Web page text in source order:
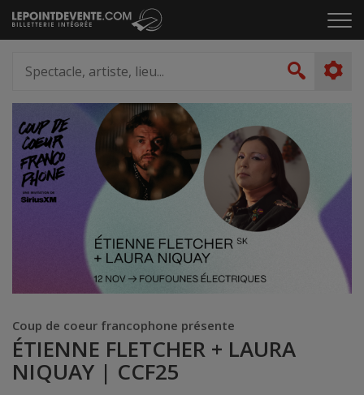
Passer
au
le
artiste,
lieu...
Coup de coeur francophone présente
ÉTIENNE FLETCHER + LAURA
NIQUAY | CCF25